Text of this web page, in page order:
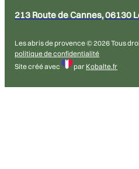
213 Route de Cannes, 06130
Les abris de provence © 2026 Tous
politique de confidentialité
Site créé avec
par Kobalte.fr